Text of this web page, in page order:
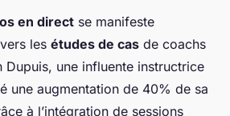
en direct se manifeste
les études de cas de coachs
Dupuis, une influente instructrice
une augmentation de 40% de sa
à l’intégration de sessions